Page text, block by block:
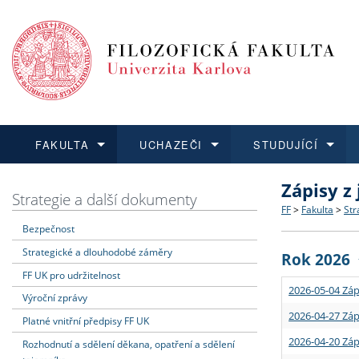
FAKULTA
Dozvědět se více
Struktura
Strategie
Podpora
UCHAZEČI
Podat přihlášku
Co
Učitelské
STUDUJÍCÍ
Dozvědět se více
Rigorózní
Dozvědět se více
O vědě a
Granty a
Dozvědět se více
Aktuální
Strategie a další dokumenty
Bezpečnost
Strategické a dlouhodobé záměry
FF UK pro udržitelnost
Výroční zprávy
Platné vnitřní předpisy FF UK
Rozhodnutí a sdělení děkana, opatření a sdělení
Zápisy
FF > Fakulta >
Rok 2026
2026-05-04
2026-04-27
2026-04-20